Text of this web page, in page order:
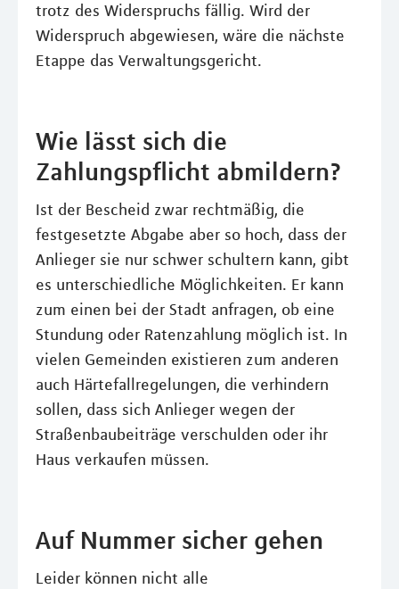
trotz des Widerspruchs fällig. Wird der
Widerspruch abgewiesen, wäre die nächste
Etappe das Verwaltungsgericht.
Wie lässt sich die
Zahlungspflicht abmildern?
Ist der Bescheid zwar rechtmäßig, die
festgesetzte Abgabe aber so hoch, dass der
Anlieger sie nur schwer schultern kann, gibt
es unterschiedliche Möglichkeiten. Er kann
zum einen bei der Stadt anfragen, ob eine
Stundung oder Ratenzahlung möglich ist. In
vielen Gemeinden existieren zum anderen
auch Härtefallregelungen, die verhindern
sollen, dass sich Anlieger wegen der
Straßenbaubeiträge verschulden oder ihr
Haus verkaufen müssen.
Auf Nummer sicher gehen
Leider können nicht alle